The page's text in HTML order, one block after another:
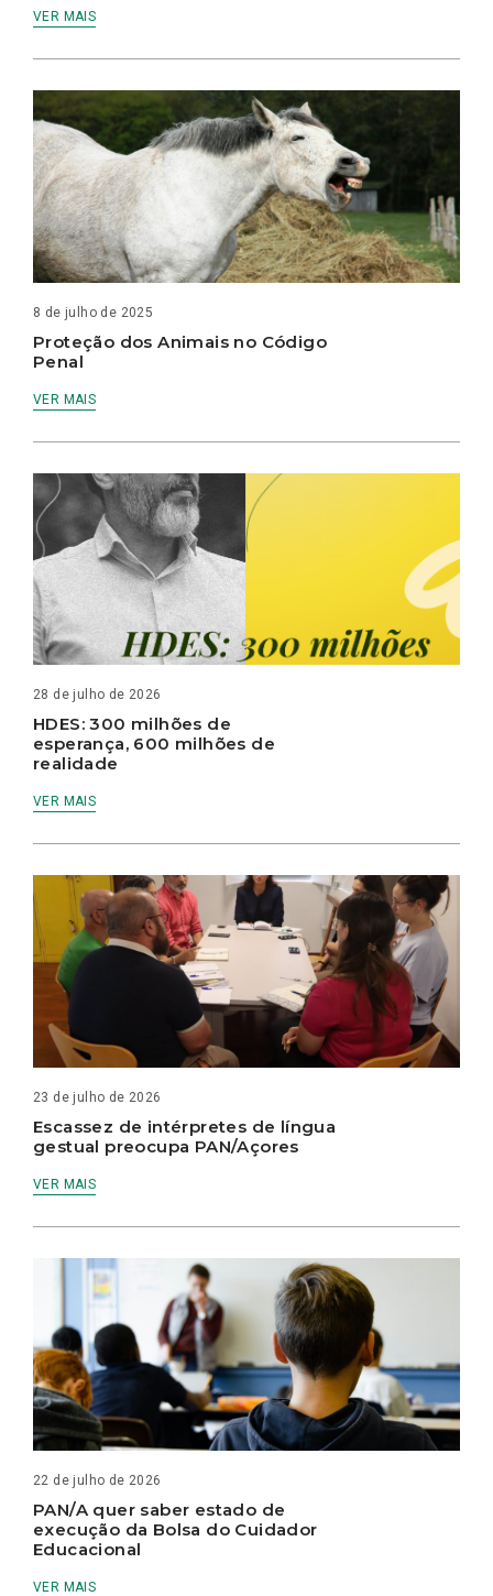
VER MAIS
8 de julho de 2025
Proteção dos Animais no Código
Penal
VER MAIS
28 de julho de 2026
HDES: 300 milhões de
esperança, 600 milhões de
realidade
VER MAIS
23 de julho de 2026
Escassez de intérpretes de língua
gestual preocupa PAN/Açores
VER MAIS
22 de julho de 2026
PAN/A quer saber estado de
execução da Bolsa do Cuidador
Educacional
VER MAIS